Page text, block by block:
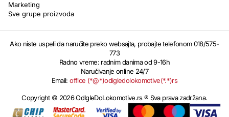
Marketing
Sve grupe proizvoda
Ako niste uspeli da naručite preko websajta, probajte telefonom 018/575-
773
Radno vreme: radnim danima od 9-16h
Naručivanje online 24/7
Email:office (*@*)odigledolokomotive(*.*)rs
Copyright © 2026 OdIgleDoLokomotive.rs ® Sva prava zadržana.